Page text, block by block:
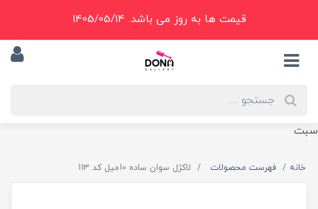
سبت
قیمت ها به روز می باشد. 1405/05/14
خانه فهرست محصولات لاکژل سوان ساده 10ميل کد 113